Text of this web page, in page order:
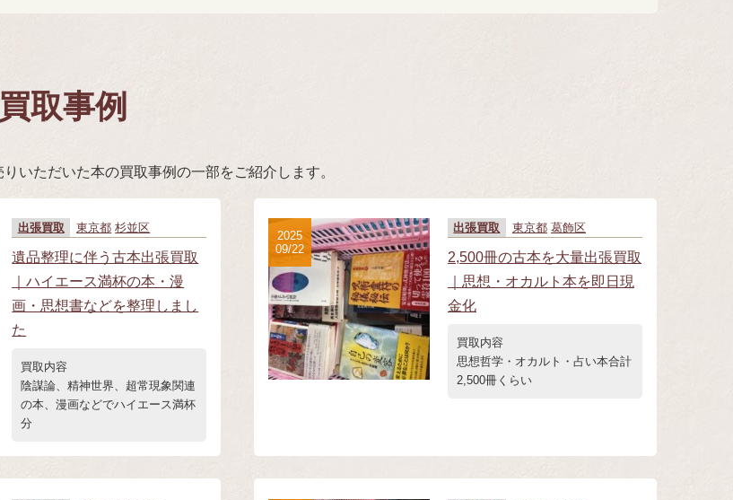
取事例
いただいた本の買取事例の一部をご紹介します。
出張買取 東京都 杉並区
遺品整理に伴う古本出張買取
｜ハイエース満杯の本・漫
画・思想書などを整理しまし
た
買取内容
陰謀論、精神世界、超常現象関連
の本、漫画などでハイエース満杯
分
出張買取 東京都 葛飾区
2,500冊の古本を大量出張買取
｜思想・オカルト本を即日現
金化
買取内容
思想哲学・オカルト・占い本合計
2,500冊くらい
2025
09/22